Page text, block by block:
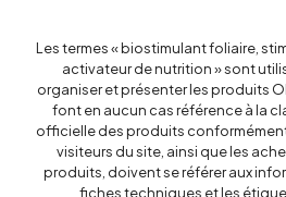
Les termes « biostimulant foliaire,
activateur de nutrition » sont
organiser et présenter les produits
font en aucun cas référence à la
officielle des produits
visiteurs du site, ainsi que les
produits, doivent se référer aux
fiches techniques et les